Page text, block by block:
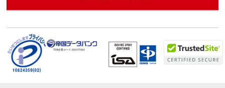
TDB企業コード:261070114